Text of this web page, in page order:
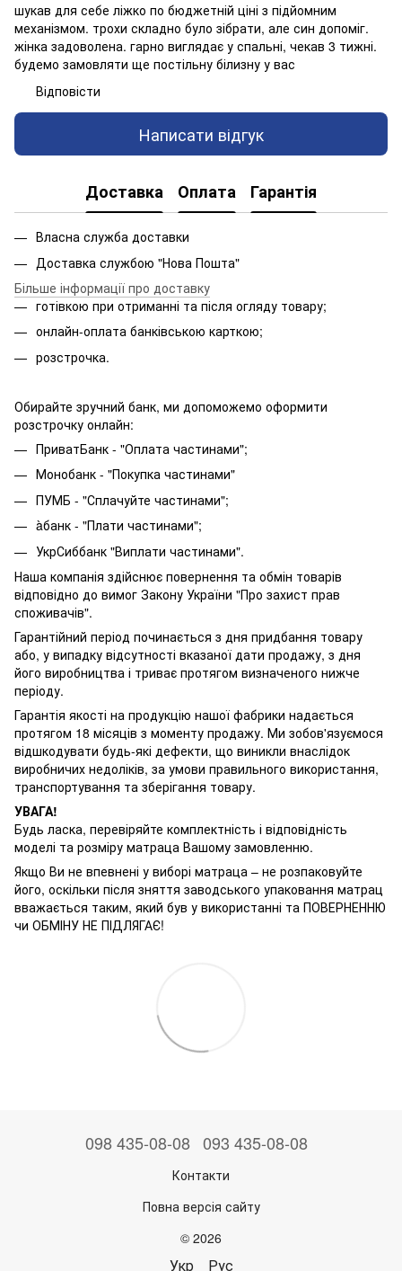
шукав для себе ліжко по бюджетній ціні з підйомним
механізмом. трохи складно було зібрати, але син допоміг.
жінка задоволена. гарно виглядає у спальні, чекав 3 тижні.
будемо замовляти ще постільну білизну у вас
Відповісти
Написати відгук
Доставка Оплата Гарантія
Власна служба доставки
Доставка службою "Нова Пошта"
Більше інформації про доставку
готівкою при отриманні та після огляду товару;
онлайн-оплата банківською карткою;
розстрочка.
Обирайте зручний банк, ми допоможемо оформити
розстрочку онлайн:
ПриватБанк - "Оплата частинами";
Монобанк - "Покупка частинами"
ПУМБ - "Сплачуйте частинами";
àбанк - "Плати частинами";
УкрСиббанк "Виплати частинами".
Наша компанія здійснює повернення та обмін товарів
відповідно до вимог Закону України "Про захист прав
споживачів".
Гарантійний період починається з дня придбання товару
або, у випадку відсутності вказаної дати продажу, з дня
його виробництва і триває протягом визначеного нижче
періоду.
Гарантія якості на продукцію нашої фабрики надається
протягом 18 місяців з моменту продажу. Ми зобов'язуємося
відшкодувати будь-які дефекти, що виникли внаслідок
виробничих недоліків, за умови правильного використання,
транспортування та зберігання товару.
УВАГА!
Будь ласка, перевіряйте комплектність і відповідність
моделі та розміру матраца Вашому замовленню.
Якщо Ви не впевнені у виборі матраца – не розпаковуйте
його, оскільки після зняття заводського упаковання матрац
вважається таким, який був у використанні та ПОВЕРНЕННЮ
чи ОБМІНУ НЕ ПІДЛЯГАЄ!
098 435-08-08 093 435-08-08
Контакти
Повна версія сайту
© 2026
Укр Рус